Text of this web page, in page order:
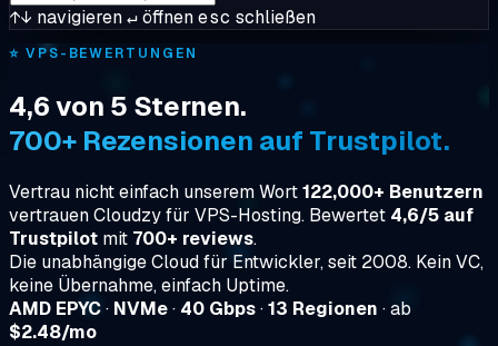
↑↓ navigieren↵öffnenesc schließen
⭐ VPS-BEWERTUNGEN
4,6 von 5 Sternen.
700+ Rezensionen auf Trustpilot.
Vertrau nicht einfach unserem Wort122,000+ Benutzern
vertrauen Cloudzy für VPS-Hosting. Bewertet 4,6/5 auf
Trustpilot mit 700+ reviews.
Die unabhängige Cloud für Entwickler, seit 2008. Kein VC,
keine Übernahme, einfach Uptime.
AMD EPYC· NVMe· 40 Gbps·13 Regionen · ab
$2.48/mo